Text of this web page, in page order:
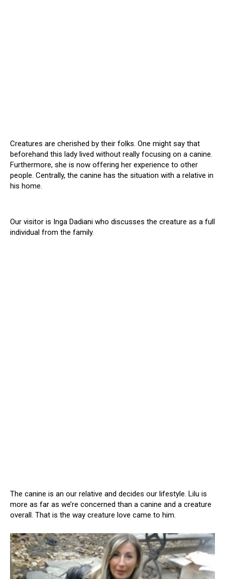
Creatures are cherished by their folks. One might say that
beforehand this lady lived without really focusing on a canine.
Furthermore, she is now offering her experience to other
people. Centrally, the canine has the situation with a relative in
his home.
Our visitor is Inga Dadiani who discusses the creature as a full
individual from the family.
The canine is an our relative and decides our lifestyle. Lilu is
more as far as we’re concerned than a canine and a creature
overall. That is the way creature love came to him.